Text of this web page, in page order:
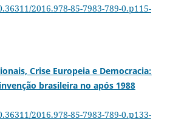
2016.978-85-7983-789-0.p115-
Crise Europeia e Democracia:
brasileira no após 1988
2016.978-85-7983-789-0.p133-